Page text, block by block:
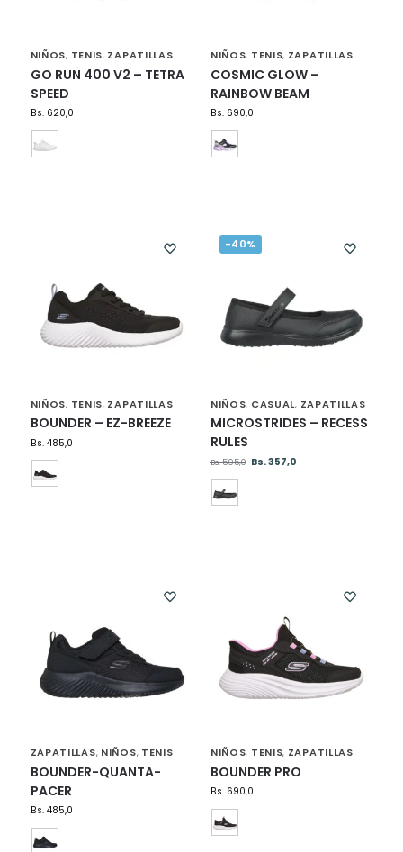
NIÑOS, TENIS, ZAPATILLAS
GO RUN 400 V2 – TETRA
SPEED
Bs.620,0
NIÑOS, TENIS, ZAPATILLAS
COSMIC GLOW –
RAINBOW BEAM
Bs.690,0
NIÑOS, TENIS, ZAPATILLAS
BOUNDER – EZ-BREEZE
Bs.485,0
-40%
NIÑOS, CASUAL, ZAPATILLAS
MICROSTRIDES – RECESS
RULES
Bs.595,0 Bs.357,0
ZAPATILLAS, NIÑOS, TENIS
BOUNDER-QUANTA-
PACER
Bs.485,0
NIÑOS, TENIS, ZAPATILLAS
BOUNDER PRO
Bs.690,0